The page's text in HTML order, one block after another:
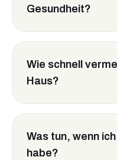
Gesundheit?
Wie schnell
Haus?
Was tun, wenn
habe?